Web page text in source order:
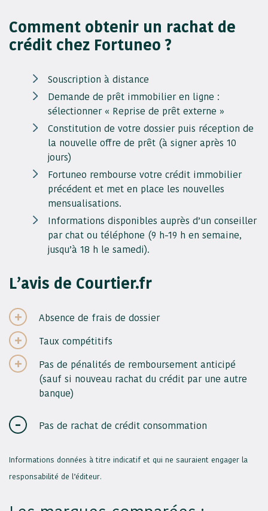
Comment obtenir un rachat de
crédit chez Fortuneo ?
Souscription à distance
Demande de prêt immobilier en ligne :
sélectionner « Reprise de prêt externe »
Constitution de votre dossier puis réception de
la nouvelle offre de prêt (à signer après 10
jours)
Fortuneo rembourse votre crédit immobilier
précédent et met en place les nouvelles
mensualisations.
Informations disponibles auprès d’un conseiller
par chat ou téléphone (9 h-19 h en semaine,
jusqu’à 18 h le samedi).
L’avis de Courtier.fr
Absence de frais de dossier
Taux compétitifs
Pas de pénalités de remboursement anticipé
(sauf si nouveau rachat du crédit par une autre
banque)
Pas de rachat de crédit consommation
Informations données à titre indicatif et qui ne sauraient engager la
responsabilité de l’éditeur.